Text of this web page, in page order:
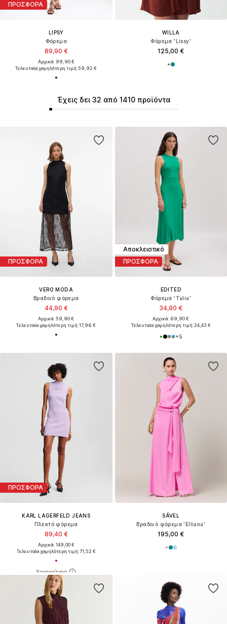
ΠΡΟΣΦΟΡΑ
LIPSY
Φόρεμα
89,90 €
Αρχικά: 99,90 €
Τελευταία χαμηλότερη τιμή:59,92 €
WILLA
Φόρεμα 'Lissy'
125,00 €
ΠΡΟΣΦΟΡΑ
VERO MODA
Βραδινό φόρεμα
44,90 €
Αρχικά: 59,90 €
Τελευταία χαμηλότερη τιμή:17,96 €
Έχεις δει 32 από 1410 προϊόντα
Αποκλειστικό
ΠΡΟΣΦΟΡΑ
EDITED
Φόρεμα 'Talia'
34,90 €
Αρχικά: 69,90 €
Τελευταία χαμηλότερη τιμή:24,43 €
+5
ΠΡΟΣΦΟΡΑ
KARL LAGERFELD JEANS
Πλεκτό φόρεμα
89,40 €
Αρχικά: 149,00 €
Τελευταία χαμηλότερη τιμή:71,52 €
SÁVEL
Βραδινό φόρεμα 'Elliana'
195,00 €